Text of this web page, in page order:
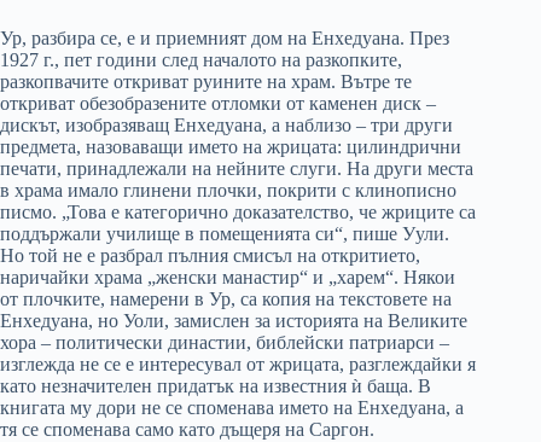
Ур, разбира се, е и приемният дом на Енхедуана. През
1927 г., пет години след началото на разкопките,
разкопвачите откриват руините на храм. Вътре те
откриват обезобразените отломки от каменен диск –
дискът, изобразяващ Енхедуана, а наблизо – три други
предмета, назоваващи името на жрицата: цилиндрични
печати, принадлежали на нейните слуги. На други места
в храма имало глинени плочки, покрити с клинописно
писмо. „Това е категорично доказателство, че жриците са
поддържали училище в помещенията си“, пише Уули.
Но той не е разбрал пълния смисъл на откритието,
наричайки храма „женски манастир“ и „харем“. Някои
от плочките, намерени в Ур, са копия на текстовете на
Енхедуана, но Уоли, замислен за историята на Великите
хора – политически династии, библейски патриарси –
изглежда не се е интересувал от жрицата, разглеждайки я
като незначителен придатък на известния ѝ баща. В
книгата му дори не се споменава името на Енхедуана, а
тя се споменава само като дъщеря на Саргон.